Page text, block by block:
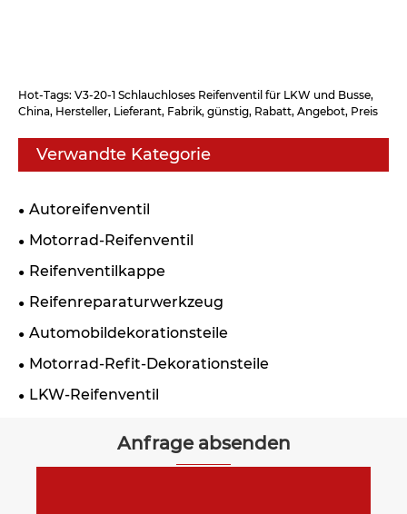
Hot-Tags: V3-20-1 Schlauchloses Reifenventil für LKW und Busse,
China, Hersteller, Lieferant, Fabrik, günstig, Rabatt, Angebot, Preis
Verwandte Kategorie
Autoreifenventil
Motorrad-Reifenventil
Reifenventilkappe
Reifenreparaturwerkzeug
Automobildekorationsteile
Motorrad-Refit-Dekorationsteile
LKW-Reifenventil
Anfrage absenden